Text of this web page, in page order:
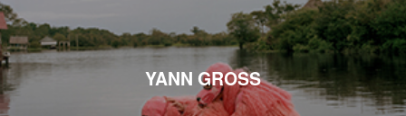
YANN GROSS